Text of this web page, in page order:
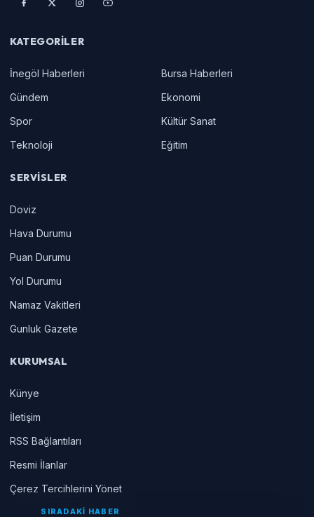
KATEGORILER
İnegöl Haberleri
Bursa Haberleri
Gündem
Ekonomi
Spor
Kültür Sanat
Teknoloji
Eğitim
SERVISLER
Doviz
Hava Durumu
Puan Durumu
Yol Durumu
Namaz Vakitleri
Gunluk Gazete
KURUMSAL
Künye
İletişim
RSS Bağlantıları
Resmi İlanlar
Çerez Tercihlerini Yönet
SIRADAKİ HABER